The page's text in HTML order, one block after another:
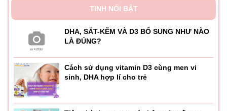
Địa chỉ: Poslovna cona A35, 4208 Sencur, Slovenia.
TINH NỔI BẬT
DHA, SẮT-KẼM VÀ D3 BỔ SUNG NHƯ NÀO
LÀ ĐÚNG?
Cách sử dụng vitamin D3 cùng men vi
sinh, DHA hợp lí cho trẻ